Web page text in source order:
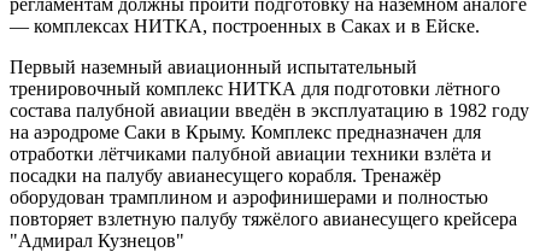
— комплексах НИТКА, построенных в Саках и в Ейске.
Первый наземный авиационный испытательный
тренировочный комплекс НИТКА для подготовки лётного
состава палубной авиации введён в эксплуатацию в 1982 году
на аэродроме Саки в Крыму. Комплекс предназначен для
отработки лётчиками палубной авиации техники взлёта и
посадки на палубу авианесущего корабля. Тренажёр
оборудован трамплином и аэрофинишерами и полностью
повторяет взлетную палубу тяжёлого авианесущего крейсера
"Адмирал Кузнецов"